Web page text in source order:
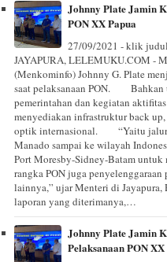
Johnny Plate Jamin
PON XX Papua⠀
27/09/2021 - klik
JAYAPURA, LELEMUKU.COM -
(Menkominfo) Johnny G. Plate
saat pelaksanaan PON.⠀ ⠀
pemerintahan dan kegiatan
menyediakan infrastruktur back
optik internasional.⠀ ⠀ “Yaitu
Manado sampai ke wilayah
Port Moresby-Sidney-Batam
rangka PON juga
lainnya,” ujar Menteri di
laporan yang diterimanya,…
Johnny Plate Jamin
Pelaksanaan PON XX